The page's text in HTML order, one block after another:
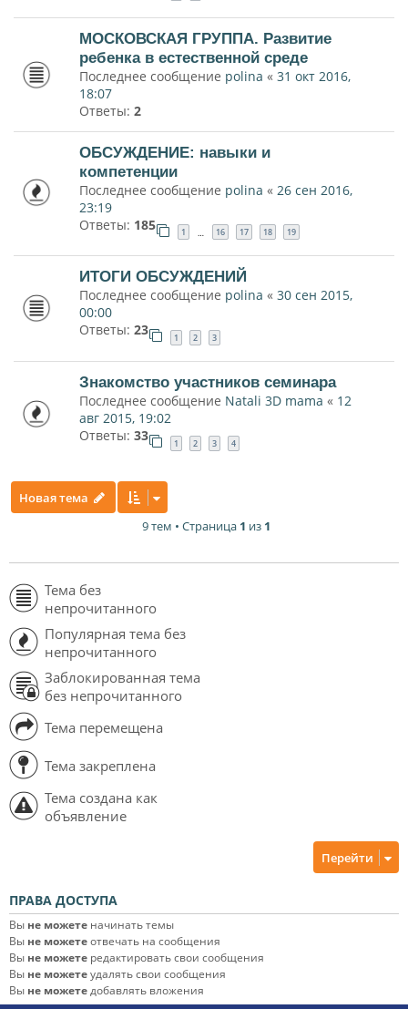
МОСКОВСКАЯ ГРУППА. Развитие
ребенка в естественной среде
Последнее сообщение polina « 31 окт 2016,
18:07
Ответы: 2
ОБСУЖДЕНИЕ: навыки и
компетенции
Последнее сообщение polina « 26 сен 2016,
23:19
Ответы: 185 1 … 16 17 18 19
ИТОГИ ОБСУЖДЕНИЙ
Последнее сообщение polina « 30 сен 2015,
00:00
Ответы: 23 1 2 3
Знакомство участников семинара
Последнее сообщение Natali 3D mama « 12
авг 2015, 19:02
Ответы: 33 1 2 3 4
Новая тема
9 тем • Страница 1 из 1
Тема без
непрочитанного
Популярная тема без
непрочитанного
Заблокированная тема
без непрочитанного
Тема перемещена
Тема закреплена
Тема создана как
объявление
Перейти
ПРАВА ДОСТУПА
Вы не можете начинать темы
Вы не можетеотвечать на сообщения
Вы не можете редактировать свои сообщения
Вы не можетеудалять свои сообщения
Вы не можетедобавлять вложения